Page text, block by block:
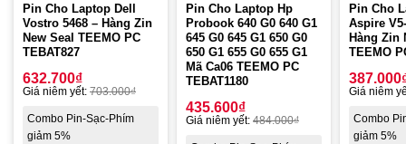
Pin Cho Laptop Dell
Vostro 5468 – Hàng Zin
New Seal TEEMO PC
TEBAT827
632.700₫
Giá niêm yết: 703.000₫
Combo Pin-Sạc-Phím
giảm 5%
Pin Cho Laptop Hp
Probook 640 G0 640 G1
645 G0 645 G1 650 G0
650 G1 655 G0 655 G1
Mã Ca06 TEEMO PC
TEBAT1180
435.600₫
Giá niêm yết: 484.000₫
Pin Cho
Aspire
Hàng Zin
TEEMO
387.000
Giá niêm
Combo
giảm 5%